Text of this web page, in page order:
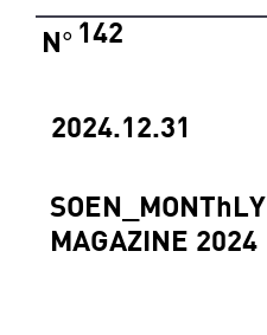
2024.12.31
SOEN_MONThLY
MAGAZINE 2024
142
N°